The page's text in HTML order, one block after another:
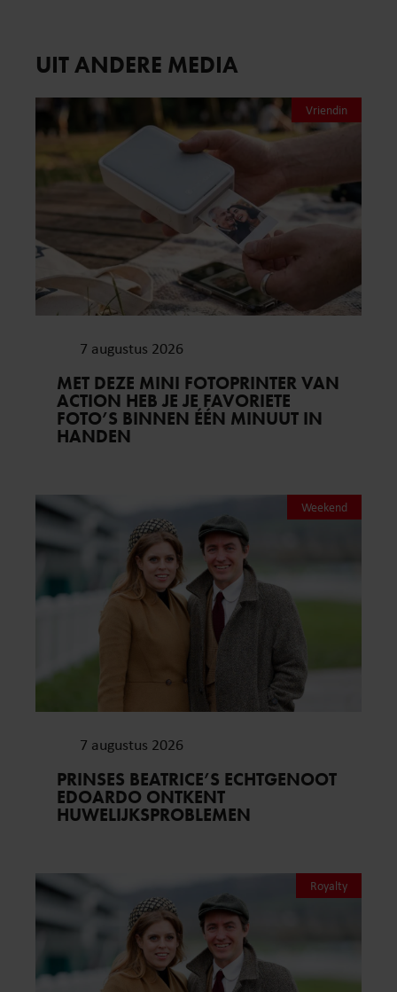
UIT ANDERE MEDIA
Vriendin
7 augustus 2026
MET DEZE MINI FOTOPRINTER VAN
ACTION HEB JE JE FAVORIETE
FOTO’S BINNEN ÉÉN MINUUT IN
HANDEN
Weekend
7 augustus 2026
PRINSES BEATRICE’S ECHTGENOOT
EDOARDO ONTKENT
HUWELIJKSPROBLEMEN
Royalty